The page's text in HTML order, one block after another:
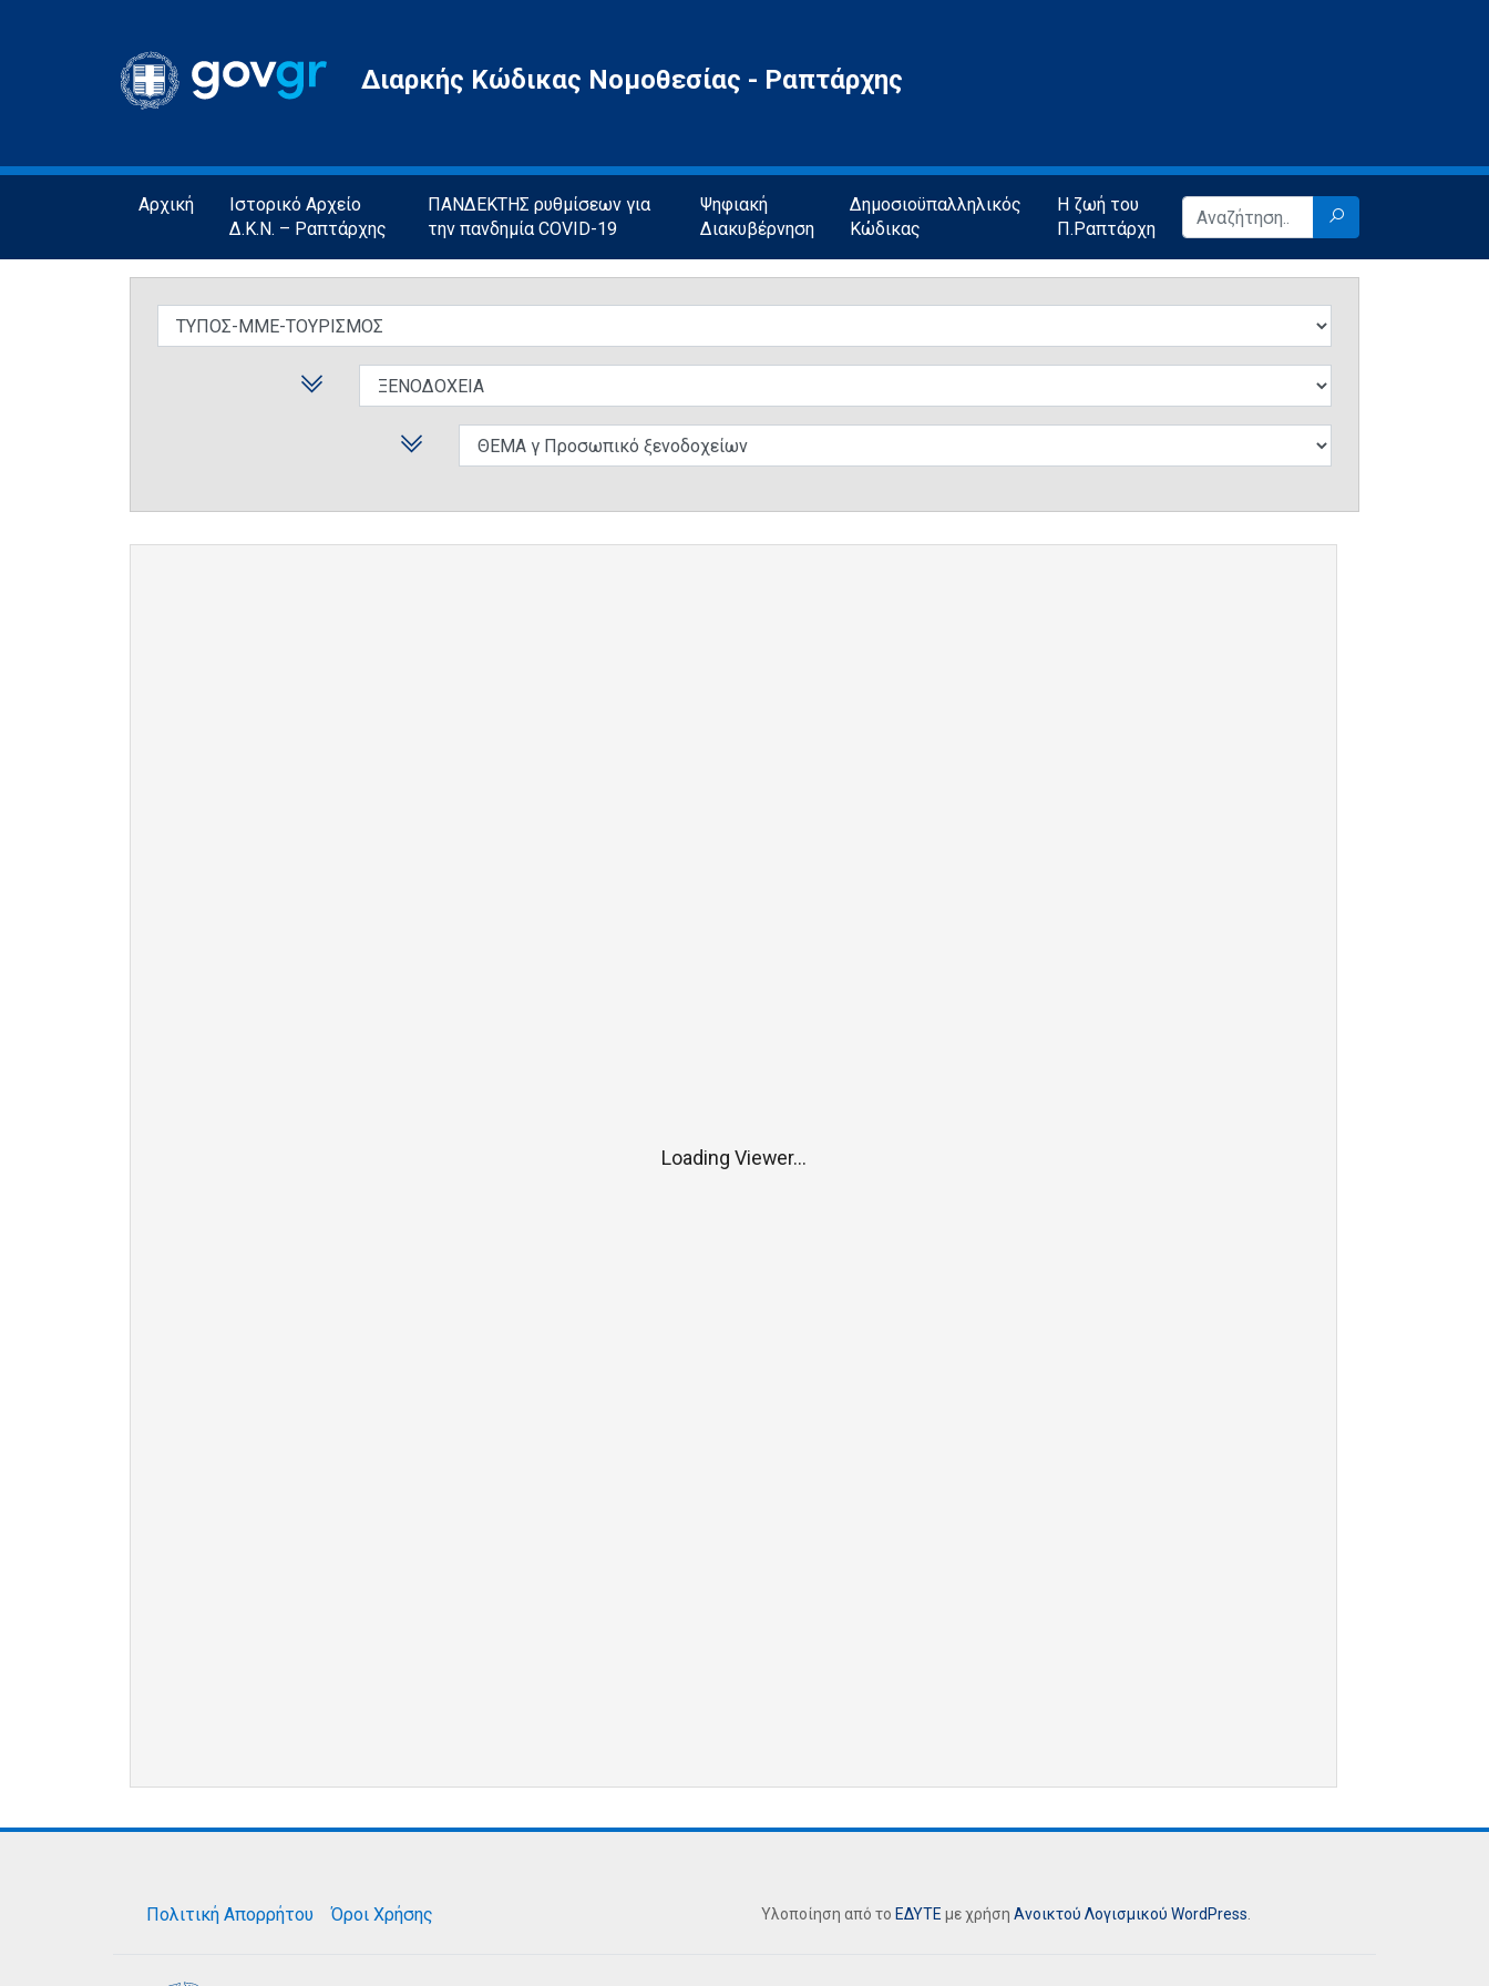
Gov.gr
Διαρκής Κώδικας Νομοθεσίας - Ραπτάρχης
Αρχική
Ιστορικό Αρχείο
Δ.Κ.Ν. – Ραπτάρχης
ΠΑΝΔΕΚΤΗΣ ρυθμίσεων για
την πανδημία COVID-19
Ψηφιακή
Διακυβέρνηση
Δημοσιοϋπαλληλικός
Κώδικας
Η ζωή του
Π.Ραπτάρχη
Loading Viewer...
Πολιτική Απορρήτου Όροι Χρήσης Υλοποίηση από το ΕΔΥΤΕ με χρήση Ανοικτού Λογισμικού WordPress